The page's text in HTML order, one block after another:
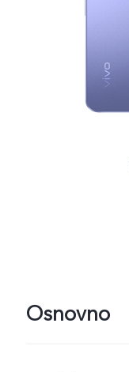
Osnovno